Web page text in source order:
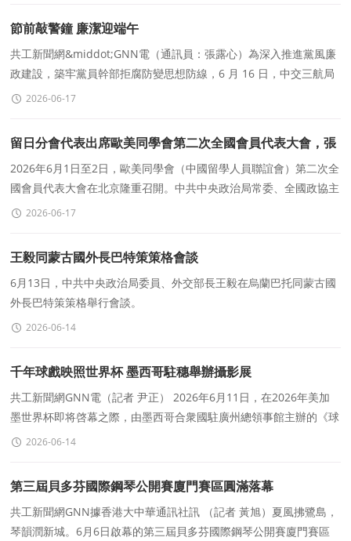
節前敲警鐘 廉潔迎端午
共工新聞網&middot;GNN電（通訊員：張露心）為深入推進黨風廉
政建設，築牢黨員幹部拒腐防變思想防線，6 月 16 日，中交三航局
常州天寧高新區項目黨支部聯合中交三航局常州滬武高速項目
2026-06-17
留日分會代表出席歐美同學會第二次全國會員代表大會，張
鎖江會長當選總會第九屆理事會副會長
2026年6月1日至2日，歐美同學會（中國留學人員聯誼會）第二次全
國會員代表大會在北京隆重召開。中共中央政治局常委、全國政協主
席王滬甯與第九屆理事會會長會成員座談并會見參會代表
2026-06-17
王毅同蒙古國外長巴特策策格會談
6月13日，中共中央政治局委員、外交部長王毅在烏蘭巴托同蒙古國
外長巴特策策格舉行會談。
2026-06-14
千年球戲映照世界杯 墨西哥駐穗舉辦攝影展
共工新聞網GNN電（記者 尹正） 2026年6月11日，在2026年美加
墨世界杯即将啓幕之際，由墨西哥合衆國駐廣州總領事館主辦的《球
賽：過去與現在》攝影展開幕式暨《廣州伊比利亞美
2026-06-14
第三屆貝多芬國際鋼琴公開賽廈門賽區圓滿落幕
共工新聞網GNN據香港大中華通訊社訊 （記者 黃旭）夏風拂鷺島，
琴韻潤新城。6月6日啟幕的第三屆貝多芬國際鋼琴公開賽廈門賽區